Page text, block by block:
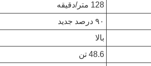
128 متر/دقیقه
۹۰ درصد جدید
بالا
48.6 تن